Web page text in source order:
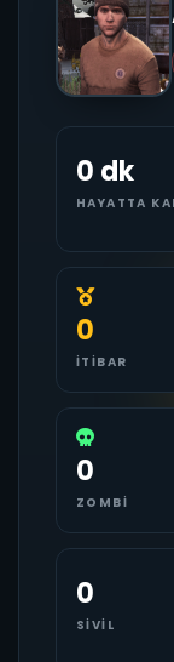
0 dk
HAYATTA
0
İTIBAR
0
ZOMBI
0
SIVIL